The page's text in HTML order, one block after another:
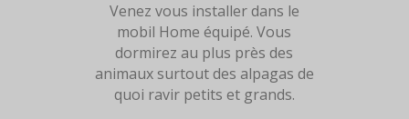
Venez vous installer dans le
mobil Home équipé. Vous
dormirez au plus près des
animaux surtout des alpagas de
quoi ravir petits et grands.